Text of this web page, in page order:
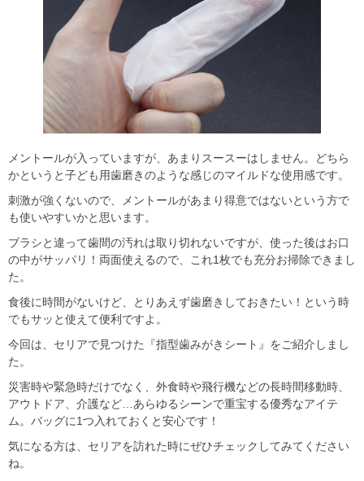
メントールが入っていますが、あまりスースーはしません。どちら
かというと子ども用歯磨きのような感じのマイルドな使用感です。
刺激が強くないので、メントールがあまり得意ではないという方で
も使いやすいかと思います。
ブラシと違って歯間の汚れは取り切れないですが、使った後はお口
の中がサッパリ！両面使えるので、これ1枚でも充分お掃除できまし
た。
食後に時間がないけど、とりあえず歯磨きしておきたい！という時
でもサッと使えて便利ですよ。
今回は、セリアで見つけた『指型歯みがきシート』をご紹介しまし
た。
災害時や緊急時だけでなく、外食時や飛行機などの長時間移動時、
アウトドア、介護など…あらゆるシーンで重宝する優秀なアイテ
ム。バッグに1つ入れておくと安心です！
気になる方は、セリアを訪れた時にぜひチェックしてみてください
ね。